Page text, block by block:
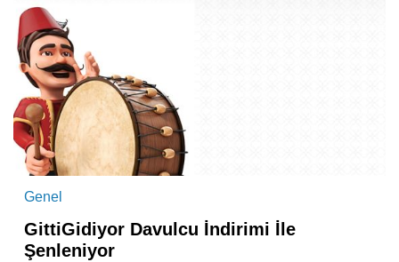
Genel
GittiGidiyor Davulcu İndirimi İle
Şenleniyor